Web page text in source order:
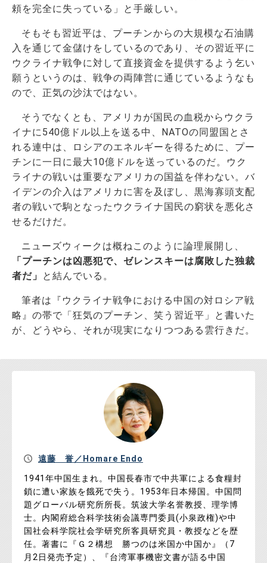
頼を完全に失っている」と手厳しい。
そもそも習近平は、プーチンからの大規模な石油購
入を通じて金儲けをしているのであり、その習近平に
ウクライナ戦争に対して直接資金を提供するよう乞い
願うというのは、戦争の両陣営に通じているようなも
ので、正気の沙汰ではない。
そうでなくとも、アメリカが国民の血税からウクラ
イナに540億ドル以上を送る中、NATOの同盟国とさ
れる連中は、ロシアのエネルギーを得るために、プー
チンに一日に最大10億ドルを送っているのだ。ウク
ライナの戦いは重要なアメリカの国益を伴わない。バ
イデンの介入はアメリカに害を及ぼし、黒海寡頭支配
者の戦いで駒となったウクライナ国民の窮状を悪化さ
せるだけだ。
ニューズウィークは概ねこのように論理展開し、
「プーチンは凶悪犯で、ゼレンスキーは腐敗した独裁
者だ」
と結んでいる。
筆者は『ウクライナ戦争における中国の対ロシア戦
略』の帯で「狂気のプーチン、笑う習近平」と書いた
が、どうやら、それが現実になりつつある雲行きだ。
遠藤 誉／Homare Endo
1941年中国生まれ。中国長春市で中共軍による食糧封
鎖に遭い家族を餓死で失う。1953年日本帰国。中国問
題グローバル研究所所長。筑波大学名誉教授、理学博
士。内閣府総合科学技術会議専門委員(小泉政権)や中
国社会科学院社会学研究所客員研究員・教授などを歴
任。著書に『Ｇ２構想 勝つのは米国か中国か』（7
月2日発売予定）、『台湾軍事機密文書が語る中国